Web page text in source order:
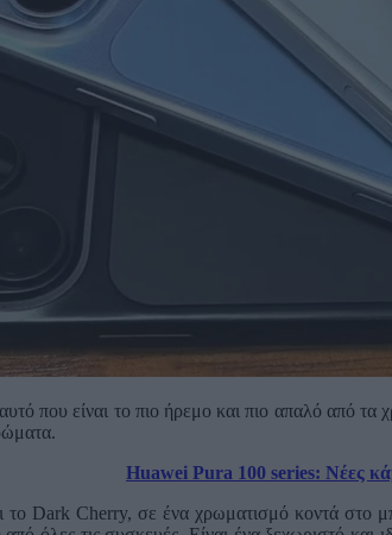
που είναι το πιο ήρεμο και πιο απαλό από
Huawei Pura 100 series: Νέες
το Dark Cherry, σε ένα χρωματισμό κοντά στο